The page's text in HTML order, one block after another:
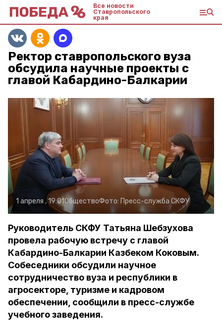
Все новости
Ставропольского
края
Ректор ставропольского вуза
обсудила научные проекты с
главой Кабардино-Балкарии
1 апреля , 19:01ОбществоФото: Пресс-служба СКФУ
Руководитель СКФУ Татьяна Шебзухова
провела рабочую встречу с главой
Кабардино-Балкарии Казбеком Коковым.
Собеседники обсудили научное
сотрудничество вуза и республики в
агросекторе, туризме и кадровом
обеспечении, сообщили в пресс-службе
учебного заведения.